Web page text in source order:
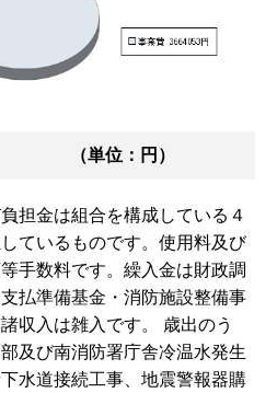
（単位：円）
担金は組合を構成している４
ているものです。使用料及び
手数料です。繰入金は財政調
払準備基金・消防施設整備事
収入は雑入です。 歳出のう
及び南消防署庁舎冷温水発生
水道接続工事、地震警報器購